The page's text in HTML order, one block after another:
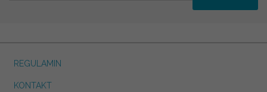
REGULAMIN
KONTAKT